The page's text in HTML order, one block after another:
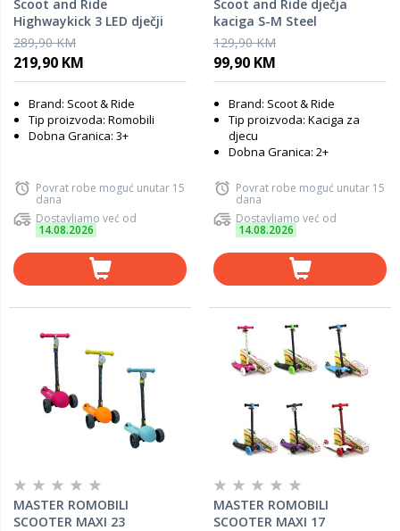
Scoot and Ride
Highwaykick 3 LED dječji
romobil, Zelena
289,90 KM
219,90 KM
Brand: Scoot & Ride
Tip proizvoda: Romobili
Dobna Granica: 3+
Povrat robe moguć unutar 15
dana
Dostavljamo već od
14.08.2026
Scoot and Ride dječja
kaciga S-M Steel
129,90 KM
99,90 KM
Brand: Scoot & Ride
Tip proizvoda: Kaciga za
djecu
Dobna Granica: 2+
Povrat robe moguć unutar 15
dana
Dostavljamo već od
14.08.2026
MASTER ROMOBILI
SCOOTER MAXI 23
MASTER ROMOBILI
SCOOTER MAXI 17